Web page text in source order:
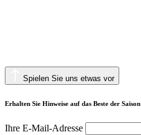
Spielen Sie uns etwas vor
Erhalten Sie Hinweise auf das Beste der Saison
Ihre E-Mail-Adresse